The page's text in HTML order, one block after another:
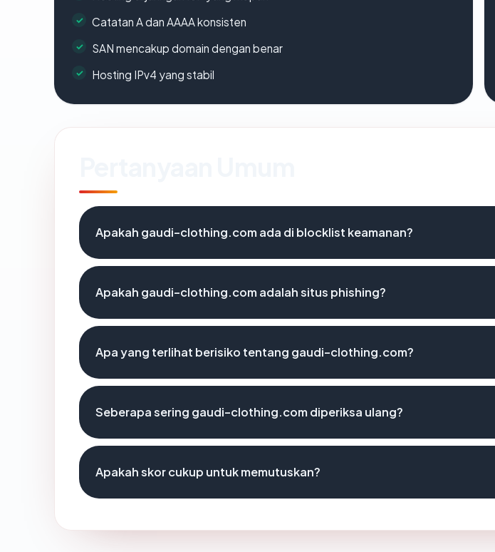
Catatan A dan AAAA konsisten
SAN mencakup domain dengan benar
Hosting IPv4 yang stabil
Apakah gaudi-clothing.com ada di blocklist keamanan?
Apakah gaudi-clothing.com adalah situs phishing?
Apa yang terlihat berisiko tentang gaudi-clothing.com?
Seberapa sering gaudi-clothing.com diperiksa ulang?
Apakah skor cukup untuk memutuskan?